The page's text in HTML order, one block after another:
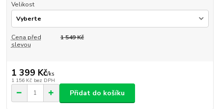
Velikost
Cena před
slevou
1 549 Kč
1 399 Kč/ks
1 156 Kč bez DPH
Přidat do košíku